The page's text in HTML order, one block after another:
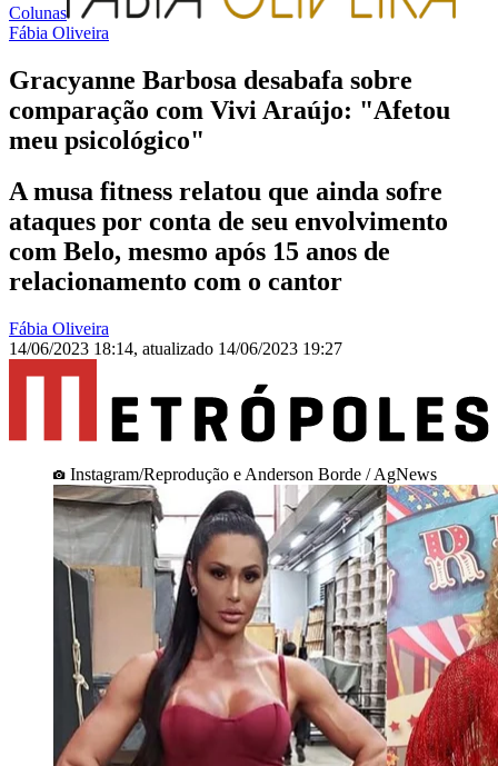
Colunas
Fábia Oliveira
Gracyanne Barbosa desabafa sobre
comparação com Vivi Araújo: "Afetou
meu psicológico"
A musa fitness relatou que ainda sofre
ataques por conta de seu envolvimento
com Belo, mesmo após 15 anos de
relacionamento com o cantor
Fábia Oliveira
14/06/2023 18:14, atualizado 14/06/2023 19:27
Instagram/Reprodução e Anderson Borde / AgNews